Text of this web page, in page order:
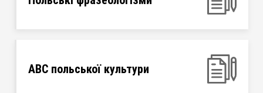
ABC польської культури